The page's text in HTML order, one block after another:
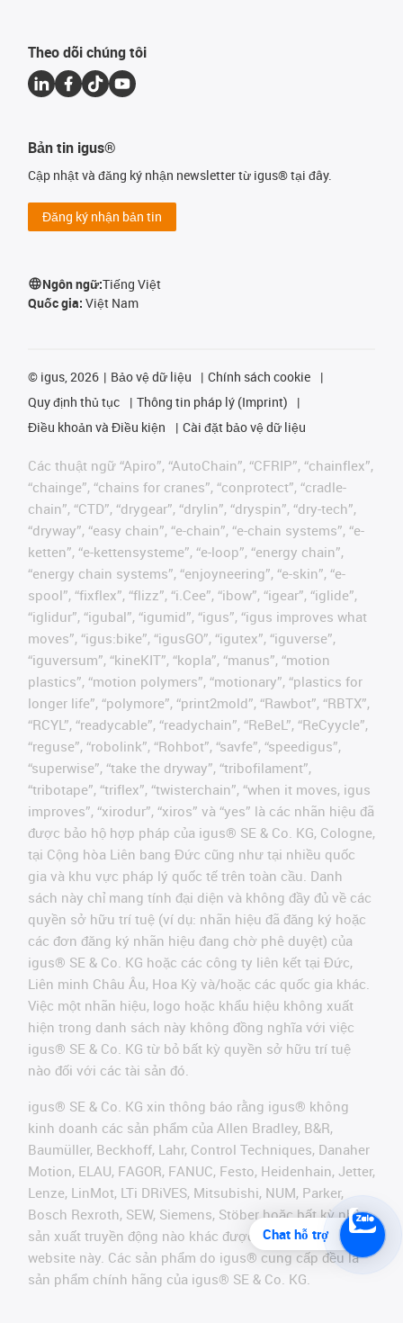
Theo dõi chúng tôi
Bản tin igus®
Cập nhật và đăng ký nhận newsletter từ igus® tại đây.
Đăng ký nhận bản tin
Ngôn ngữ:Tiếng Việt
Quốc gia: Việt Nam
© igus, 2026 Bảo vệ dữ liệu
Chính sách cookie
Quy định thủ tục
Thông tin pháp lý (Imprint)
Điều khoản và Điều kiện
Cài đặt bảo vệ dữ liệu
Các thuật ngữ “Apiro”, “AutoChain”, “CFRIP”, “chainflex”,
“chainge”, “chains for cranes”, “conprotect”, “cradle-
chain”, “CTD”, “drygear”, “drylin”, “dryspin”, “dry-tech”,
“dryway”, “easy chain”, “e-chain”, “e-chain systems”, “e-
ketten”, “e-kettensysteme”, “e-loop”, “energy chain”,
“energy chain systems”, “enjoyneering”, “e-skin”, “e-
spool”, “fixflex”, “flizz”, “i.Cee”, “ibow”, “igear”, “iglide”,
“iglidur”, “igubal”, “igumid”, “igus”, “igus improves what
moves”, “igus:bike”, “igusGO”, “igutex”, “iguverse”,
“iguversum”, “kineKIT”, “kopla”, “manus”, “motion
plastics”, “motion polymers”, “motionary”, “plastics for
longer life”, “polymore”, “print2mold”, “Rawbot”, “RBTX”,
“RCYL”, “readycable”, “readychain”, “ReBeL”, “ReCyycle”,
“reguse”, “robolink”, “Rohbot”, “savfe”, “speedigus”,
“superwise”, “take the dryway”, “tribofilament”,
“tribotape”, “triflex”, “twisterchain”, “when it moves, igus
improves”, “xirodur”, “xiros” và “yes” là các nhãn hiệu đã
được bảo hộ hợp pháp của igus® SE & Co. KG, Cologne,
tại Cộng hòa Liên bang Đức cũng như tại nhiều quốc
gia và khu vực pháp lý quốc tế trên toàn cầu. Danh
sách này chỉ mang tính đại diện và không đầy đủ về các
quyền sở hữu trí tuệ (ví dụ: nhãn hiệu đã đăng ký hoặc
các đơn đăng ký nhãn hiệu đang chờ phê duyệt) của
igus® SE & Co. KG hoặc các công ty liên kết tại Đức,
Liên minh Châu Âu, Hoa Kỳ và/hoặc các quốc gia khác.
Việc một nhãn hiệu, logo hoặc khẩu hiệu không xuất
hiện trong danh sách này không đồng nghĩa với việc
igus® SE & Co. KG từ bỏ bất kỳ quyền sở hữu trí tuệ
nào đối với các tài sản đó.
igus® SE & Co. KG xin thông báo rằng igus® không
kinh doanh các sản phẩm của Allen Bradley, B&R,
Baumüller, Beckhoff, Lahr, Control Techniques, Danaher
Motion, ELAU, FAGOR, FANUC, Festo, Heidenhain, Jetter,
Lenze, LinMot, LTi DRiVES, Mitsubishi, NUM, Parker,
Bosch Rexroth, SEW, Siemens, Stöber hoặc bất kỳ nhà
sản xuất truyền động nào khác được đề cập trên
website này. Các sản phẩm do igus® cung cấp đều là
sản phẩm chính hãng của igus® SE & Co. KG.
Chat hỗ trợ